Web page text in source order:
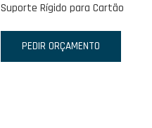
Suporte Rígido para Cartão
PEDIR ORÇAMENTO